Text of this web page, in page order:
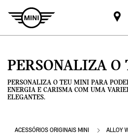
PERSONALIZA
PERSONALIZA O TEU MINI PARA
ENERGIA E CARISMA COM UMA
ELEGANTES.
ACESSÓRIOS ORIGINAIS MINI
ALLOY